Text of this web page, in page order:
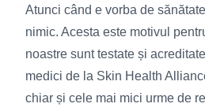
Atunci când e vorba de
nimic. Acesta este motivul
noastre sunt testate și
medici de la Skin Health
chiar și cele mai mici urme de